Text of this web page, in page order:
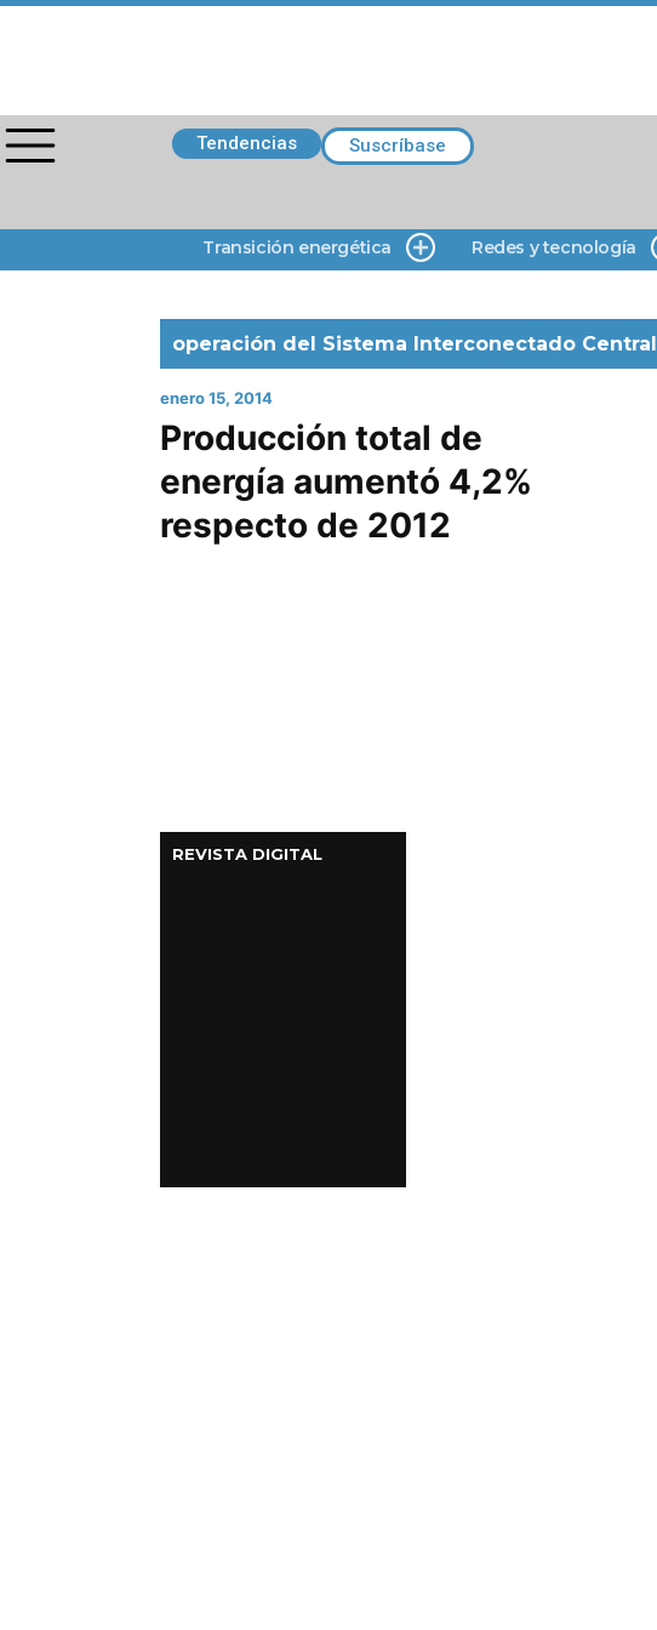
Tendencias Suscríbase
Transición energética Redes y tecnología
operación del Sistema Interconectado Central
enero 15, 2014
Producción total de
energía aumentó 4,2%
respecto de 2012
REVISTA DIGITAL